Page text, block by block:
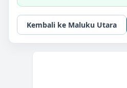
Kembali ke Maluku Utara